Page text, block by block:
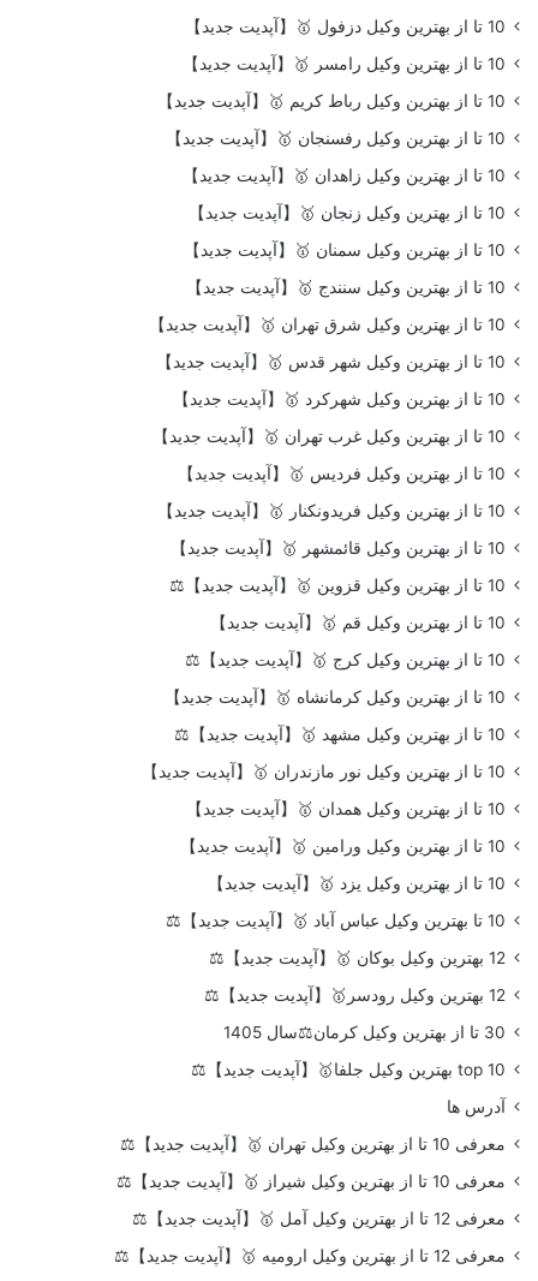
10 تا از بهترین وکیل دزفول 🥇【آپدیت جدید】
10 تا از بهترین وکیل رامسر 🥇【آپدیت جدید】
10 تا از بهترین وکیل رباط کریم 🥇【آپدیت جدید】
10 تا از بهترین وکیل رفسنجان 🥇【آپدیت جدید】
10 تا از بهترین وکیل زاهدان 🥇【آپدیت جدید】
10 تا از بهترین وکیل زنجان 🥇【آپدیت جدید】
10 تا از بهترین وکیل سمنان 🥇【آپدیت جدید】
10 تا از بهترین وکیل سنندج 🥇【آپدیت جدید】
10 تا از بهترین وکیل شرق تهران 🥇【آپدیت جدید】
10 تا از بهترین وکیل شهر قدس 🥇【آپدیت جدید】
10 تا از بهترین وکیل شهرکرد 🥇【آپدیت جدید】
10 تا از بهترین وکیل غرب تهران 🥇【آپدیت جدید】
10 تا از بهترین وکیل فردیس 🥇【آپدیت جدید】
10 تا از بهترین وکیل فریدونکنار 🥇【آپدیت جدید】
10 تا از بهترین وکیل قائمشهر 🥇【آپدیت جدید】
10 تا از بهترین وکیل قزوین 🥇【آپدیت جدید】⚖️
10 تا از بهترین وکیل قم 🥇【آپدیت جدید】
10 تا از بهترین وکیل کرج 🥇【آپدیت جدید】⚖️
10 تا از بهترین وکیل کرمانشاه 🥇【آپدیت جدید】
10 تا از بهترین وکیل مشهد 🥇【آپدیت جدید】⚖️
10 تا از بهترین وکیل نور مازندران 🥇【آپدیت جدید】
10 تا از بهترین وکیل همدان 🥇【آپدیت جدید】
10 تا از بهترین وکیل ورامین 🥇【آپدیت جدید】
10 تا از بهترین وکیل یزد 🥇【آپدیت جدید】
10 تا بهترین وکیل عباس آباد 🥇【آپدیت جدید】⚖️
12 بهترین وکیل بوکان 🥇【آپدیت جدید】⚖️
12 بهترین وکیل رودسر🥇【آپدیت جدید】⚖️
30 تا از بهترین وکیل کرمان⚖️سال 1405
top 10 بهترین وکیل جلفا🥇【آپدیت جدید】⚖️
آدرس ها
معرفی 10 تا از بهترین وکیل تهران 🥇【آپدیت جدید】⚖️
معرفی 10 تا از بهترین وکیل شیراز 🥇【آپدیت جدید】⚖️
معرفی 12 تا از بهترین وکیل آمل 🥇【آپدیت جدید】⚖️
معرفی 12 تا از بهترین وکیل ارومیه 🥇【آپدیت جدید】⚖️